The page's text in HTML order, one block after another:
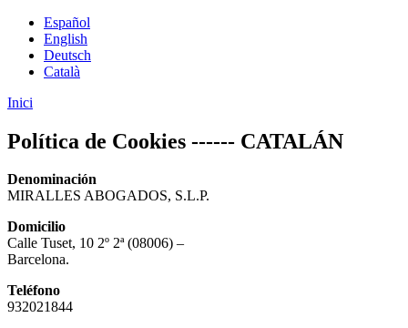
Español
English
Deutsch
Català
Inici
Política de Cookies ------ CATALÁN
Denominación
MIRALLES ABOGADOS, S.L.P.
Domicilio
Calle Tuset, 10 2º 2ª (08006) –
Barcelona.
Teléfono
932021844